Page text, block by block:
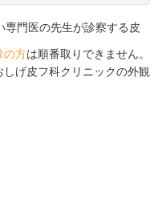
門医の先生が診察する皮
の方は順番取りできません。